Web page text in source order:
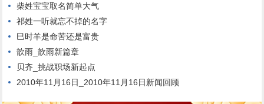
柴姓宝宝取名简单大气
祁姓一听就忘不掉的名字
巳时羊是命苦还是富贵
歆雨_歆雨新篇章
贝齐_挑战职场新起点
2010年11月16日_2010年11月16日新闻回顾